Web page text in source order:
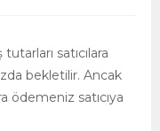
satıcılara
bekletilir. Ancak
ödemeniz satıcıya